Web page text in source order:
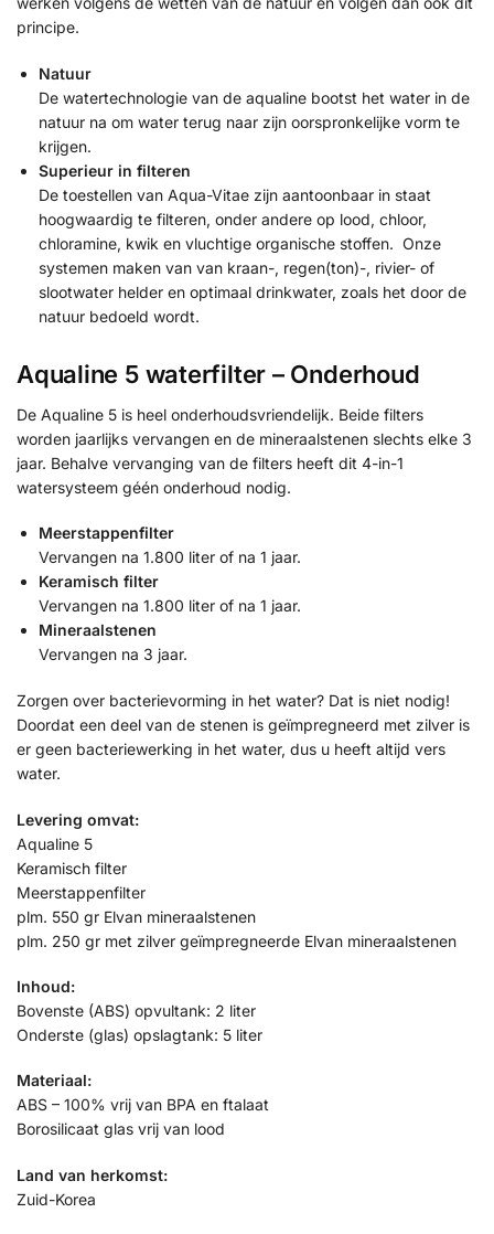
principe.
Natuur
De watertechnologie van de aqualine bootst het water in de
natuur na om water terug naar zijn oorspronkelijke vorm te
krijgen.
Superieur in filteren
De toestellen van Aqua-Vitae zijn aantoonbaar in staat
hoogwaardig te filteren, onder andere op lood, chloor,
chloramine, kwik en vluchtige organische stoffen. Onze
systemen maken van van kraan-, regen(ton)-, rivier- of
slootwater helder en optimaal drinkwater, zoals het door de
natuur bedoeld wordt.
Aqualine 5 waterfilter – Onderhoud
De Aqualine 5 is heel onderhoudsvriendelijk. Beide filters
worden jaarlijks vervangen en de mineraalstenen slechts elke 3
jaar. Behalve vervanging van de filters heeft dit 4-in-1
watersysteem géén onderhoud nodig.
Meerstappenfilter
Vervangen na 1.800 liter of na 1 jaar.
Keramisch filter
Vervangen na 1.800 liter of na 1 jaar.
Mineraalstenen
Vervangen na 3 jaar.
Zorgen over bacterievorming in het water? Dat is niet nodig!
Doordat een deel van de stenen is geïmpregneerd met zilver is
er geen bacteriewerking in het water, dus u heeft altijd vers
water.
Levering omvat:
Aqualine 5
Keramisch filter
Meerstappenfilter
plm. 550 gr Elvan mineraalstenen
plm. 250 gr met zilver geïmpregneerde Elvan mineraalstenen
Inhoud:
Bovenste (ABS) opvultank: 2 liter
Onderste (glas) opslagtank: 5 liter
Materiaal:
ABS – 100% vrij van BPA en ftalaat
Borosilicaat glas vrij van lood
Land van herkomst:
Zuid-Korea